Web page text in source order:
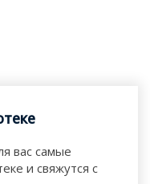
вас самые
и свяжутся с